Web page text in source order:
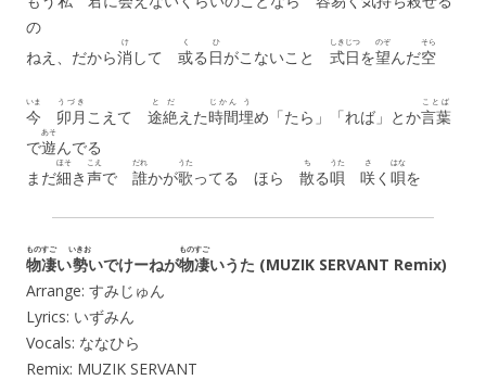
の
ねえ、だから消
け
して 或
く
る 日
ひ
がこないこと 式日
しきじつ
を望
のぞ
んだ空
そら
今
いま
卯月
うづき
こえて 途絶
とだ
えた時間
じかん
埋
う
め「たら」「れば」とか言葉
ことば
で遊
あそ
んでる
まだ細
ほそ
き声
こえ
で 誰
だれ
かが歌
うた
ってる ほら 散
ち
る唄
うた
咲
さ
く 唄
はな
を
物凄
ものすご
い勢
いきお
いでけーねが物凄
ものすご
いうた (MUZIK SERVANT Remix)
Arrange: すみじゅん
Lyrics: いずみん
Vocals: ななひら
Remix: MUZIK SERVANT